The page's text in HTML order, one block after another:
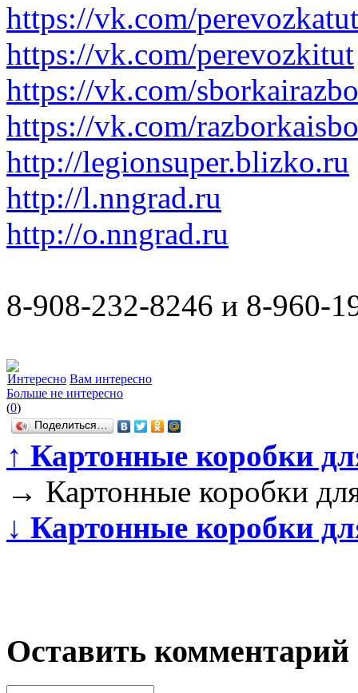
https://vk.com/perevozkatut
https://vk.com/perevozkitut
https://vk.com/
https://vk.com/
http://legionsuper.blizko.ru
http://l.nngrad.ru
http://o.nngrad.ru
8-908-232-8246 и 8-960-
Интересно Вам интересно
Больше не интересно
(0)
Поделиться…
↑ Картонные коробки
→ Картонные коробки
↓ Картонные коробки
Оставить комментарий